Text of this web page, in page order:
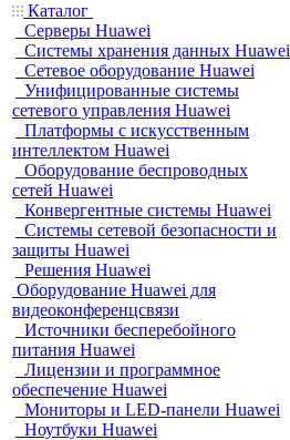
Каталог
Серверы Huawei
Системы хранения данных Huawei
Сетевое оборудование Huawei
Унифицированные системы
сетевого управления Huawei
Платформы с искусственным
интеллектом Huawei
Оборудование беспроводных
сетей Huawei
Конвергентные системы Huawei
Системы сетевой безопасности и
защиты Huawei
Решения Huawei
Оборудование Huawei для
видеоконференцсвязи
Источники бесперебойного
питания Huawei
Лицензии и программное
обеспечение Huawei
Мониторы и LED-панели Huawei
Ноутбуки Huawei